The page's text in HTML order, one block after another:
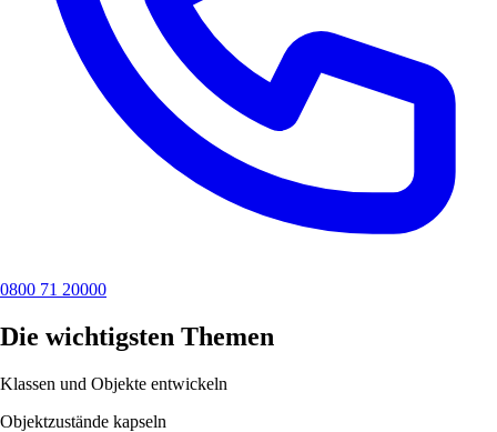
0800 71 20000
Die wichtigsten Themen
Klassen und Objekte entwickeln
Objektzustände kapseln